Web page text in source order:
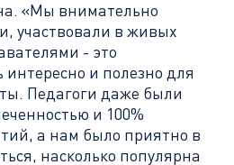
«Мы внимательно
участвовали в живых
- это
интересно и полезно для
Педагоги даже были
и 100%
а нам было приятно в
насколько популярна